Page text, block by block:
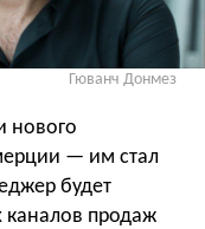
Гюванч Донмез
нового
— им стал
будет
каналов продаж